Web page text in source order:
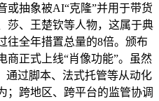
或抽象被AI“克隆”并用于带货
莎、王楚钦等人物，这属于典
往全年措置总量的8倍。颁布
商正式上线“肖像功能”。虽然
通过脚本、法式托管等从动化
；跨地区、跨平台的监管协调